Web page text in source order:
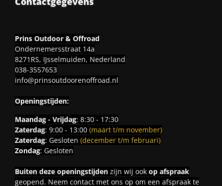
Prins Outdoor & Offroad
Ondernemersstraat 14a
8271RS, IJsselmuiden, Nederland
038-3557653
info@prinsoutdoorenoffroad.nl
Openingstijden:
Maandag - Vrijdag: 8:30 - 17:30
Zaterdag: 9:00 - 13:00 (maart t/m november)
Zaterdag: Gesloten (december t/m februari)
Zondag: Gesloten
Buiten deze openingstijdenzijn wij ook op afspraak
geopend. Neem contact met ons op om een afspraak te